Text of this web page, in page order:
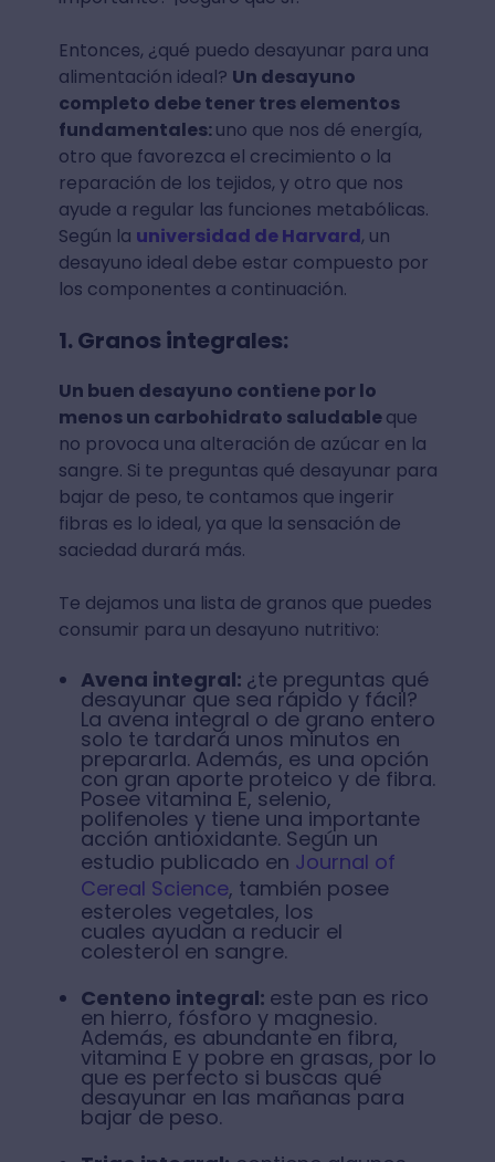
Entonces, ¿qué puedo desayunar para una
alimentación ideal?⁣ Un desayuno
completo debe tener tres elementos
fundamentales:uno que nos dé energía,
otro que favorezca el crecimiento o la
reparación de los tejidos, y otro que nos
ayude a regular las funciones metabólicas.
Según la universidad de Harvard, un
desayuno ideal debe estar compuesto por
los componentes a continuación.
1. Granos integrales:
Un buen desayuno contiene por lo
menos un carbohidrato saludableque
no provoca una alteración de azúcar en la
sangre. Si te preguntas qué desayunar para
bajar de peso, te contamos que ingerir
fibras es lo ideal, ya que la sensación de
saciedad durará más.
Te dejamos una lista de granos que puedes
consumir para un desayuno nutritivo:⁣
Avena integral: ¿te preguntas qué
desayunar que sea rápido y fácil?
La avena integral o de grano entero
solo te tardará unos minutos en
prepararla. Además, es una opción
con gran aporte proteico y de fibra.
Posee vitamina E, selenio,
polifenoles y tiene una importante
acción antioxidante. Según un
estudio publicado en Journal of
Cereal Science, también posee
esteroles vegetales, los
cuales ayudan a reducir el
colesterol en sangre.
Centeno integral: este pan es rico
en hierro, fósforo y magnesio.
Además, es abundante en fibra,
vitamina E y pobre en grasas, por lo
que es perfecto si buscas qué
desayunar en las mañanas para
bajar de peso.